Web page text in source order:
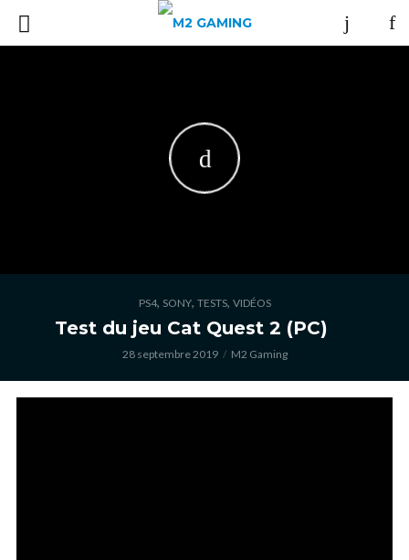
PS4, SONY, TESTS, VIDÉOS
Test du jeu Cat Quest 2 (PC)
28 septembre 2019 M2 Gaming